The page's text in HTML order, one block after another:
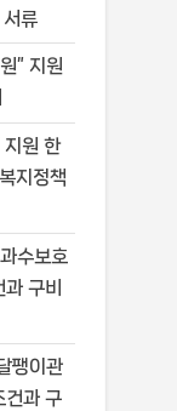
류
” 지원
원 한
지정책
수보호
구비
팽이관
건과 구